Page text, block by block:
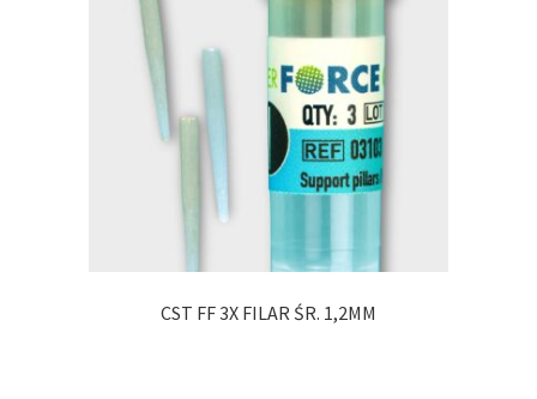
CST FF 3X FILAR ŚR. 1,2MM